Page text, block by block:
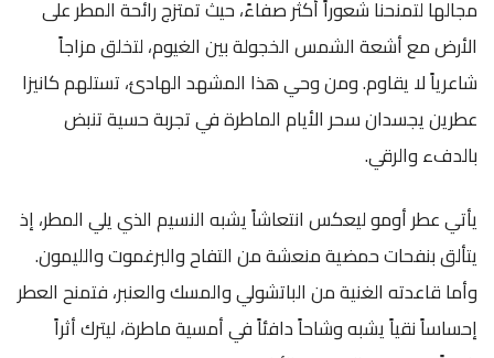
مجالها لتمنحنا شعوراً أكثر صفاءً، حيث تمتزج رائحة المطر على
الأرض مع أشعة الشمس الخجولة بين الغيوم، لتخلق مزاجاً
شاعرياً لا يقاوم. ومن وحي هذا المشهد الهادئ، تستلهم كانيزا
عطرين يجسدان سحر الأيام الماطرة في تجربة حسية تنبض
بالدفء والرقي.
يأتي عطر أومو ليعكس انتعاشاً يشبه النسيم الذي يلي المطر، إذ
يتألق بنفحات حمضية منعشة من التفاح والبرغموت والليمون.
وأما قاعدته الغنية من الباتشولي والمسك والعنبر، فتمنح العطر
إحساساً نقياً يشبه وشاحاً دافئاً في أمسية ماطرة، ليترك أثراً